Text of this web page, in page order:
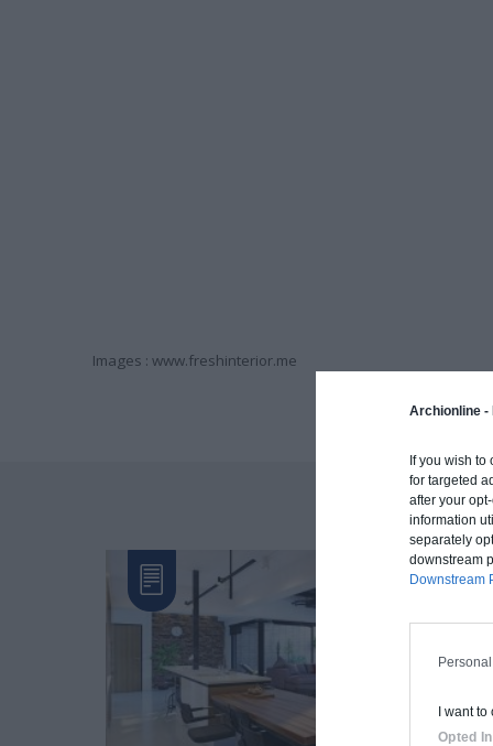
Archionline -
If you wish to
for targeted
after your
information
separately
downstream
Downstream
I want to
Opted In
Images : www.freshinterior.me